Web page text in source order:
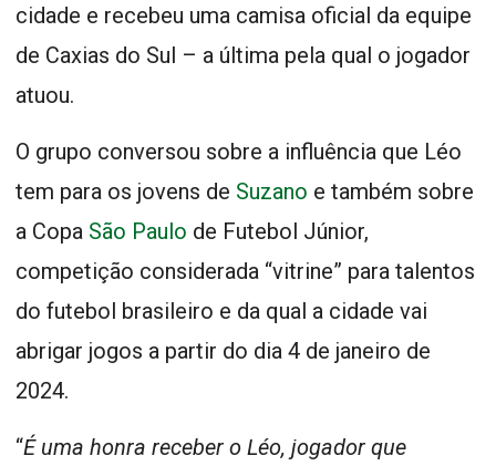
cidade e recebeu uma camisa oficial da equipe
de Caxias do Sul – a última pela qual o jogador
atuou.
O grupo conversou sobre a influência que Léo
tem para os jovens de Suzano e também sobre
a Copa São Paulo de Futebol Júnior,
competição considerada “vitrine” para talentos
do futebol brasileiro e da qual a cidade vai
abrigar jogos a partir do dia 4 de janeiro de
2024.
“É uma honra receber o Léo, jogador que